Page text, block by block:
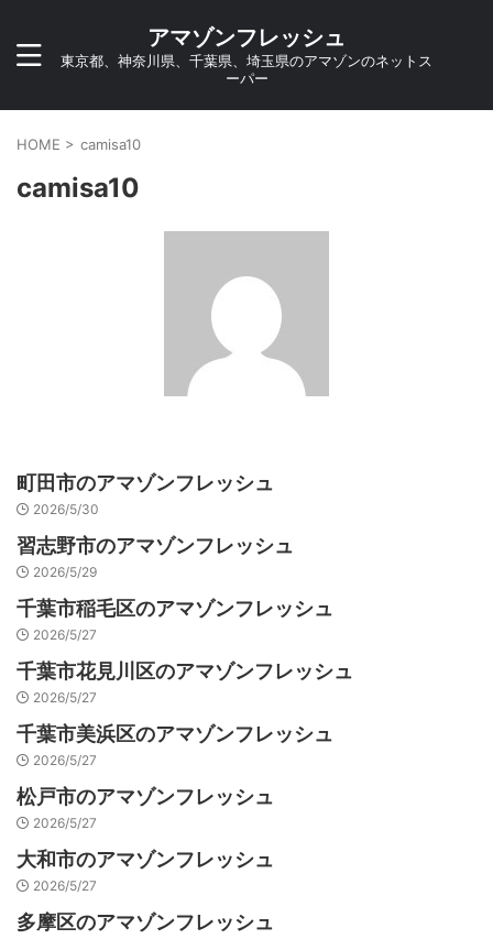
アマゾンフレッシュ
東京都、神奈川県、千葉県、埼玉県のアマゾンのネットス
ーパー
HOME > camisa10
camisa10
町田市のアマゾンフレッシュ
2026/5/30
習志野市のアマゾンフレッシュ
2026/5/29
千葉市稲毛区のアマゾンフレッシュ
2026/5/27
千葉市花見川区のアマゾンフレッシュ
2026/5/27
千葉市美浜区のアマゾンフレッシュ
2026/5/27
松戸市のアマゾンフレッシュ
2026/5/27
大和市のアマゾンフレッシュ
2026/5/27
多摩区のアマゾンフレッシュ